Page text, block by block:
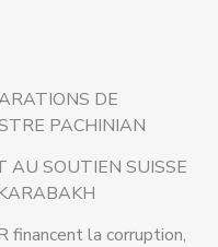
DE
PACHINIAN
AU SOUTIEN SUISSE
financent la corruption,